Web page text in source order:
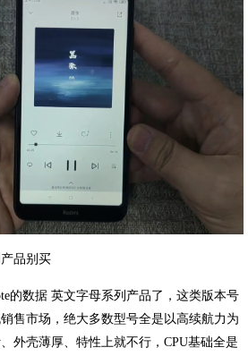
品别买
的数据 英文字母系列产品了，这类版本号
售市场，绝大多数型号全是以高续航力为
外壳薄厚、特性上就不行，CPU基础全是